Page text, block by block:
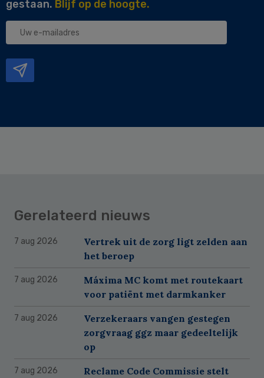
gestaan. Blijf op de hoogte.
Uw
Gerelateerd nieuws
7 aug 2026
Vertrek uit de zorg ligt zelden aan
het beroep
7 aug 2026
Máxima MC komt met routekaart
voor patiënt met darmkanker
7 aug 2026
Verzekeraars vangen gestegen
zorgvraag ggz maar gedeeltelijk
op
7 aug 2026
Reclame Code Commissie stelt